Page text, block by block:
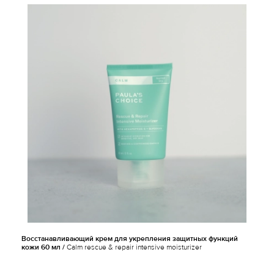
Восстанавливающий крем для укрепления защитных функций
кожи 60 мл / Calm rescue & repair intensive moisturizer